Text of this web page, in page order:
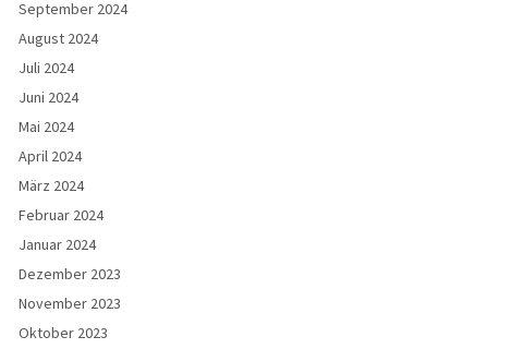
September 2024
August 2024
Juli 2024
Juni 2024
Mai 2024
April 2024
März 2024
Februar 2024
Januar 2024
Dezember 2023
November 2023
Oktober 2023